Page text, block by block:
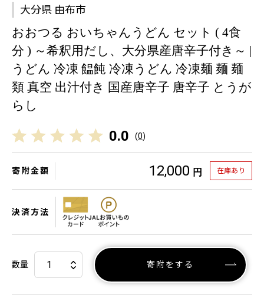
大分県 由布市
おおつる おいちゃんうどん セット ( 4食
分 ) ～希釈用だし、大分県産唐辛子付き～ |
うどん 冷凍 饂飩 冷凍うどん 冷凍麺 麺 麺
類 真空 出汁付き 国産唐辛子 唐辛子 とうが
らし
0.0 (0)
寄附金額 12,000 円 在庫あり
決済方法
数量 寄附をする